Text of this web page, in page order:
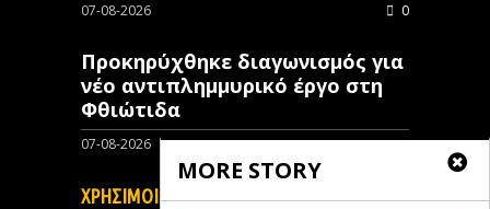
MORE STORY
07-08-2026 0
Προκηρύχθηκε διαγωνισμός για
νέo αντιπλημμυρικό έργο στη
Φθιώτιδα
07-08-2026 0
ΧΡΗΣΙΜΟΙ ΣΥΝΔΕΣΜΟΙ